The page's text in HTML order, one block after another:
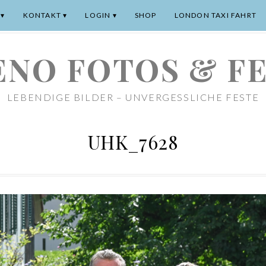
KONTAKT LOGIN SHOP LONDON TAXI FAHRT
FOTOS &
LEBENDIGE BILDER – UNVERGESSLICHE FESTE
UHK_7628